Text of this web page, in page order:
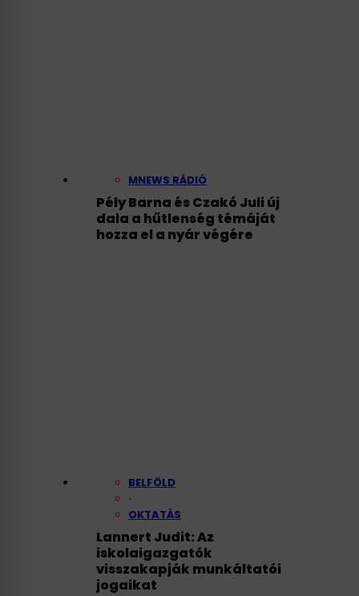
MNEWS RÁDIÓ
Pély Barna és Czakó Juli új
dala a hűtlenség témáját
hozza el a nyár végére
BELFÖLD
·
OKTATÁS
Lannert Judit: Az
iskolaigazgatók
visszakapják munkáltatói
jogaikat